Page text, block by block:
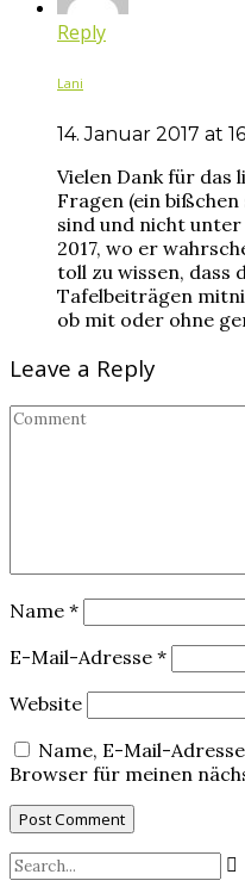
Reply
Lani
14. Januar 2017 at
Vielen Dank für das
Fragen (ein
sind und nicht unter
2017, wo er
toll zu wissen, dass
Tafelbeiträgen
ob mit oder ohne
Leave a Reply
Name *
E-Mail-Adresse *
Website
Name, E-Mail-
Browser für meinen